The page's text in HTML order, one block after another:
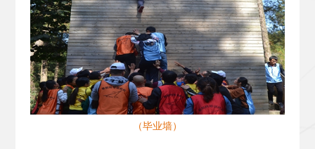
（毕业墙）